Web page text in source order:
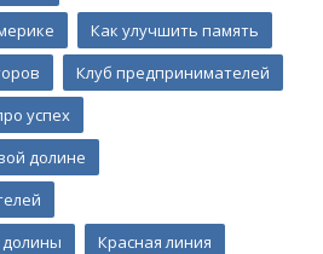
Как улучшить память
Клуб предпринимателей
успех
долине
Красная линия